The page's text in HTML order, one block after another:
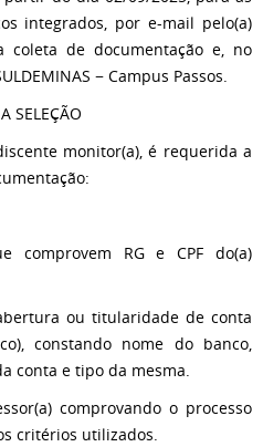
integrados, por e-mail pelo(a)
coleta de documentação e, no
− Campus Passos.
SELEÇÃO
monitor(a), é requerida a
comprovem RG e CPF do(a)
ou titularidade de conta
constando nome do banco,
conta e tipo da mesma.
comprovando o processo
critérios utilizados.